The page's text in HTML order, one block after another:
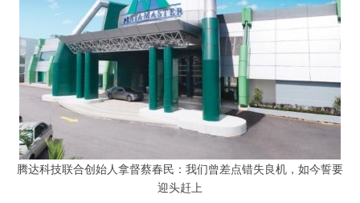
腾达科技联合创始人拿督蔡春民：我们曾差点错失良机，如今誓要
迎头赶上